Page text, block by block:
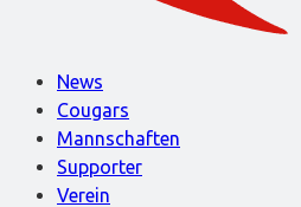
News
Cougars
Mannschaften
Supporter
Verein